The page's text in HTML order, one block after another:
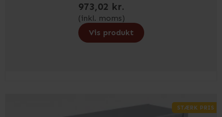
973,02 kr.
(inkl. moms)
Vis produkt
STÆRK PRIS